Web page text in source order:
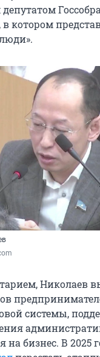
котором
Николаев
системы,
на бизнес. В 2025